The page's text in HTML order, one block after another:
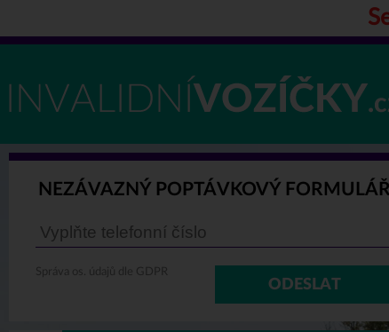
NEZÁVAZNÝ POPTÁVKOVÝ FORMULÁŘ
Správa os. údajů dle GDPR
ODESLAT